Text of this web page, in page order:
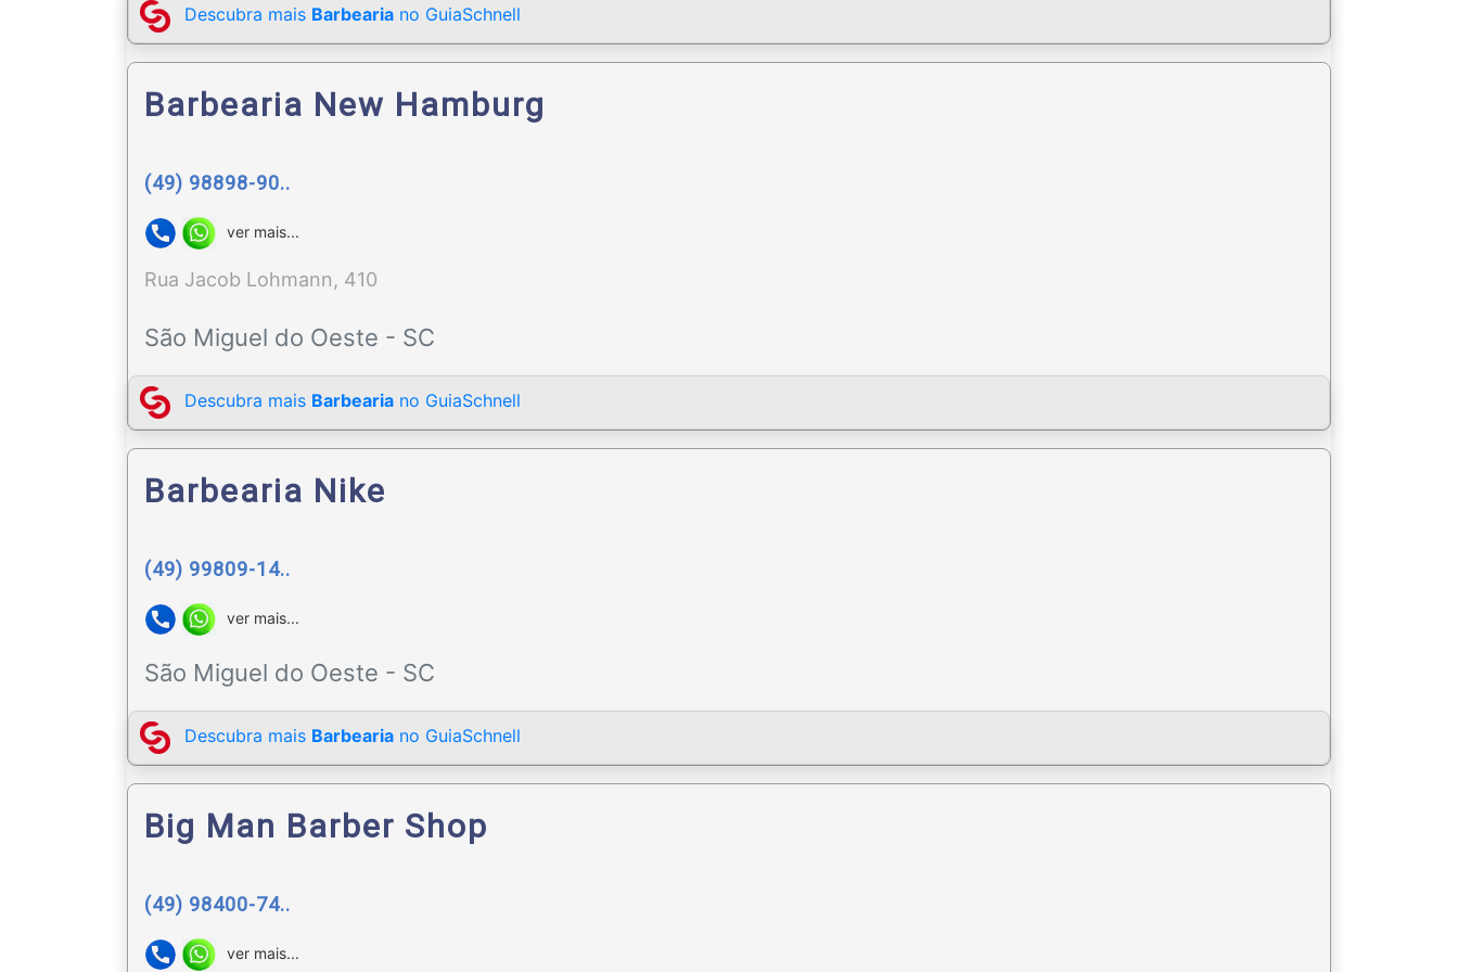
Descubra mais Barbearia no GuiaSchnell
Barbearia New Hamburg
(49) 98898-90..
ver mais...
Rua Jacob Lohmann, 410
São Miguel do Oeste - SC
Descubra mais Barbearia no GuiaSchnell
Barbearia Nike
(49) 99809-14..
ver mais...
São Miguel do Oeste - SC
Descubra mais Barbearia no GuiaSchnell
Big Man Barber Shop
(49) 98400-74..
ver mais...